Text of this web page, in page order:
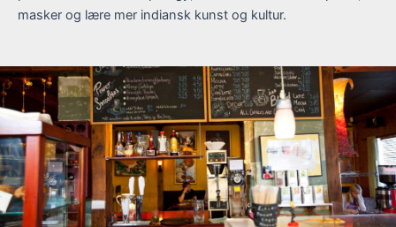
masker og lære mer indiansk kunst og kultur.